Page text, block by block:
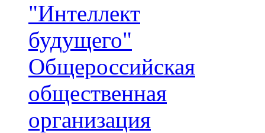
"Интеллект
будущего"
Общероссийская
общественная
организация